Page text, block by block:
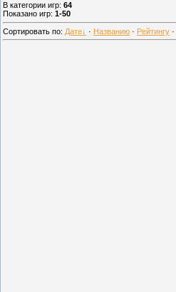
В категории игр: 64
Показано игр: 1-50
Сортировать по: Дате · Названию · Рейтингу ·